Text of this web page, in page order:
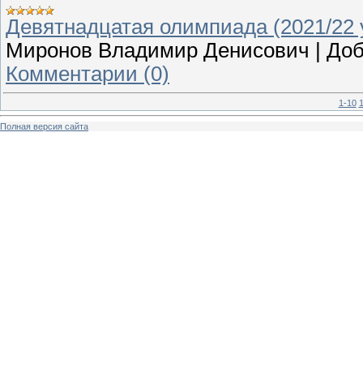
Девятнадцатая олимпиада (2021/22
Миронов Владимир Денисович
Комментарии (0)
1-10
Полная версия сайта